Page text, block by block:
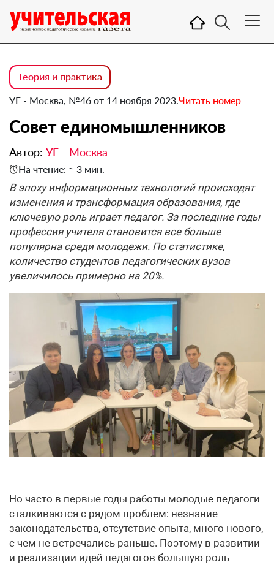
Теория и практика
УГ - Москва, №46 от 14 ноября 2023.Читать номер
Совет единомышленников
Автор: УГ - Москва
На чтение: ≈ 3 мин.
В эпоху информационных технологий происходят
изменения и трансформация образования, где
ключевую роль играет педагог. За последние годы
профессия учителя становится все больше
популярна среди молодежи. По статистике,
количество студентов педагогических вузов
увеличилось примерно на 20%.
Но часто в первые годы работы молодые педагоги
сталкиваются с рядом проблем: незнание
законодательства, отсутствие опыта, много нового,
с чем не встречались раньше. Поэтому в развитии
и реализации идей педагогов большую роль